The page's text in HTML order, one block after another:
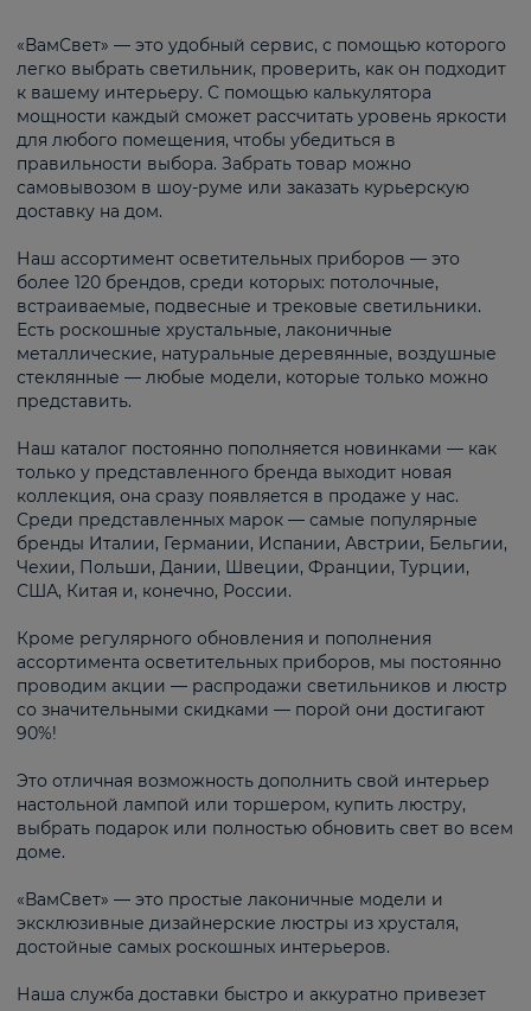
«ВамСвет» — это удобный сервис, с помощью которого
легко выбрать светильник, проверить, как он подходит
к вашему интерьеру. С помощью калькулятора
мощности каждый сможет рассчитать уровень яркости
для любого помещения, чтобы убедиться в
правильности выбора. Забрать товар можно
самовывозом в шоу-руме или заказать курьерскую
доставку на дом.
Наш ассортимент осветительных приборов — это
более 120 брендов, среди которых: потолочные,
встраиваемые, подвесные и трековые светильники.
Есть роскошные хрустальные, лаконичные
металлические, натуральные деревянные, воздушные
стеклянные — любые модели, которые только можно
представить.
Наш каталог постоянно пополняется новинками — как
только у представленного бренда выходит новая
коллекция, она сразу появляется в продаже у нас.
Среди представленных марок — самые популярные
бренды Италии, Германии, Испании, Австрии, Бельгии,
Чехии, Польши, Дании, Швеции, Франции, Турции,
США, Китая и, конечно, России.
Кроме регулярного обновления и пополнения
ассортимента осветительных приборов, мы постоянно
проводим акции — распродажи светильников и люстр
со значительными скидками — порой они достигают
90%!
Это отличная возможность дополнить свой интерьер
настольной лампой или торшером, купить люстру,
выбрать подарок или полностью обновить свет во всем
доме.
«ВамСвет» — это простые лаконичные модели и
эксклюзивные дизайнерские люстры из хрусталя,
достойные самых роскошных интерьеров.
Наша служба доставки быстро и аккуратно привезет